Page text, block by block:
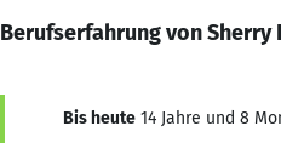
Berufserfahrung von Sherry
Bis heute 14 Jahre und 8